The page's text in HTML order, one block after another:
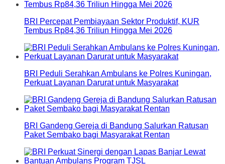
BRI Percepat Pembiayaan Sektor Produktif, KUR
Tembus Rp84,36 Triliun Hingga Mei 2026
BRI Peduli Serahkan Ambulans ke Polres Kuningan,
Perkuat Layanan Darurat untuk Masyarakat
BRI Gandeng Gereja di Bandung Salurkan Ratusan
Paket Sembako bagi Masyarakat Rentan